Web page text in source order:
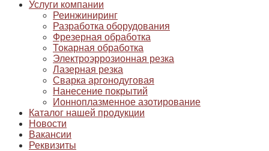
Услуги компании
Реинжиниринг
Разработка оборудования
Фрезерная обработка
Токарная обработка
Электроэррозионная резка
Лазерная резка
Сварка аргонодуговая
Нанесение покрытий
Ионноплазменное азотирование
Каталог нашей продукции
Новости
Вакансии
Реквизиты